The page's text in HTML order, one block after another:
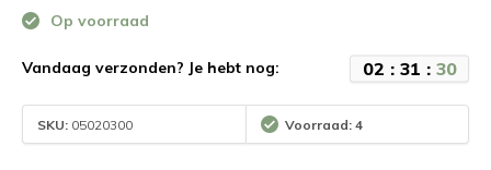
Op voorraad
Vandaag verzonden? Je hebt nog: 02 : 31 : 29
SKU: 05020300 Voorraad: 4